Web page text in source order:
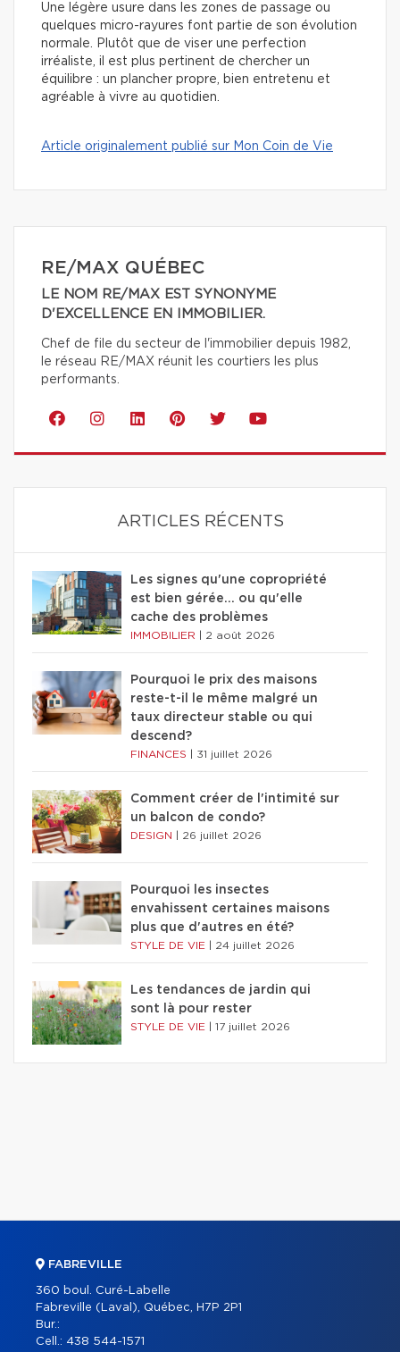
Une légère usure dans les zones de passage ou
quelques micro-rayures font partie de son évolution
normale. Plutôt que de viser une perfection
irréaliste, il est plus pertinent de chercher un
équilibre : un plancher propre, bien entretenu et
agréable à vivre au quotidien.
Article originalement publié sur Mon Coin de Vie
RE/MAX QUÉBEC
LE NOM RE/MAX EST SYNONYME
D'EXCELLENCE EN IMMOBILIER.
Chef de file du secteur de l'immobilier depuis 1982,
le réseau RE/MAX réunit les courtiers les plus
performants.
ARTICLES RÉCENTS
Les signes qu'une copropriété
est bien gérée… ou qu'elle
cache des problèmes
IMMOBILIER 2 août 2026
Pourquoi le prix des maisons
reste-t-il le même malgré un
taux directeur stable ou qui
descend?
FINANCES 31 juillet 2026
Comment créer de l'intimité sur
un balcon de condo?
DESIGN 26 juillet 2026
Pourquoi les insectes
envahissent certaines maisons
plus que d'autres en été?
STYLE DE VIE 24 juillet 2026
Les tendances de jardin qui
sont là pour rester
STYLE DE VIE 17 juillet 2026
FABREVILLE
360 boul. Curé-Labelle
Fabreville (Laval), Québec, H7P 2P1
Bur.:
Cell.: 438 544-1571